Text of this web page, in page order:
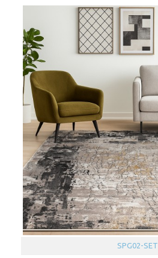
SPG02-SET